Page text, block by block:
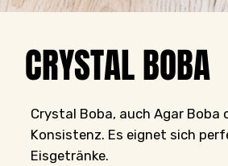
CRYSTAL BOBA
Crystal Boba, auch Agar Boba
Konsistenz. Es eignet sich
Eisgetränke.